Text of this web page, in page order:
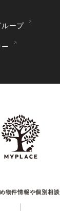
ープ
物件情報や個別相談